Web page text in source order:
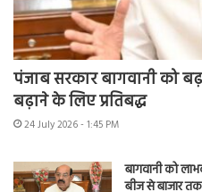
पंजाब सरकार बागवानी को
बढ़ाने के लिए प्रतिबद्ध
24 July 2026 - 1:45 PM
बागवानी को
बीज से बाजार तक